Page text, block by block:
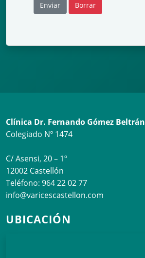
Enviar Borrar
Clínica Dr. Fernando Gómez Beltrán
Colegiado Nº 1474
C/ Asensi, 20 – 1º
12002 Castellón
Teléfono: 964 22 02 77
info@varicescastellon.com
UBICACIÓN